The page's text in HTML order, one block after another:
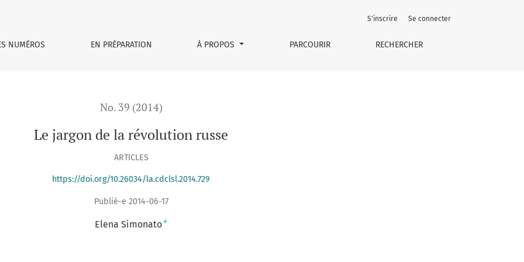
NUMÉROS EN PRÉPARATION À PROPOS PARCOURIR RECHERCHER
S'inscrire Se connecter
No. 39 (2014)
Le jargon de la révolution russe
ARTICLES
https://doi.org/10.26034/la.cdclsl.2014.729
Publié-e 2014-06-17
Elena Simonato+